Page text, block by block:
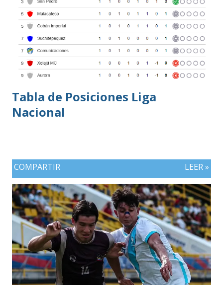
Tabla de Posiciones Liga
Nacional
COMPARTIR LEER »